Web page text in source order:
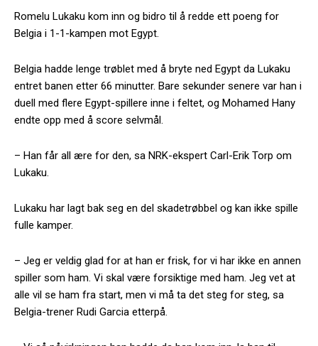
Romelu Lukaku kom inn og bidro til å redde ett poeng for
Belgia i 1-1-kampen mot Egypt.
Belgia hadde lenge trøblet med å bryte ned Egypt da Lukaku
entret banen etter 66 minutter. Bare sekunder senere var han i
duell med flere Egypt-spillere inne i feltet, og Mohamed Hany
endte opp med å score selvmål.
– Han får all ære for den, sa NRK-ekspert Carl-Erik Torp om
Lukaku.
Lukaku har lagt bak seg en del skadetrøbbel og kan ikke spille
fulle kamper.
– Jeg er veldig glad for at han er frisk, for vi har ikke en annen
spiller som ham. Vi skal være forsiktige med ham. Jeg vet at
alle vil se ham fra start, men vi må ta det steg for steg, sa
Belgia-trener Rudi Garcia etterpå.